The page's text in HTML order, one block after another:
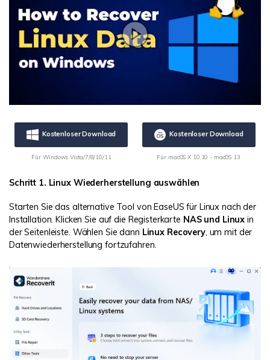
Kostenloser Download
Für Windows Vista/7/8/10/11
Kostenloser Download
Für macOS X 10.10 - macOS 13
Schritt 1. Linux Wiederherstellung auswählen
Starten Sie das alternative Tool von EaseUS für Linux nach der
Installation. Klicken Sie auf die Registerkarte NAS und Linux in
der Seitenleiste. Wählen Sie dann Linux Recovery, um mit der
Datenwiederherstellung fortzufahren.